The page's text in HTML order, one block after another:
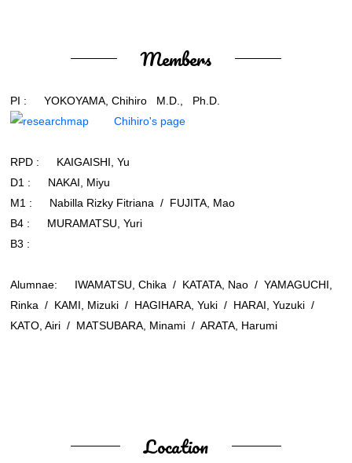
Members
PI : YOKOYAMA, Chihiro M.D., Ph.D.
Chihiro's page
RPD : KAIGAISHI, Yu
D1 : NAKAI, Miyu
M1 : Nabilla Rizky Fitriana / FUJITA, Mao
B4 : MURAMATSU, Yuri
B3 :
Alumnae: IWAMATSU, Chika / KATATA, Nao / YAMAGUCHI,
Rinka / KAMI, Mizuki / HAGIHARA, Yuki / HARAI, Yuzuki /
KATO, Airi / MATSUBARA, Minami / ARATA, Harumi
Location